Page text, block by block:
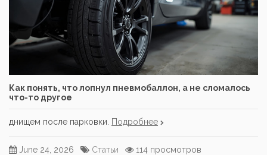
Как понять, что лопнул пневмобаллон, а не сломалось
что-то другое
днищем после парковки. Подробнее
June 24, 2026 Статьи 114 просмотров